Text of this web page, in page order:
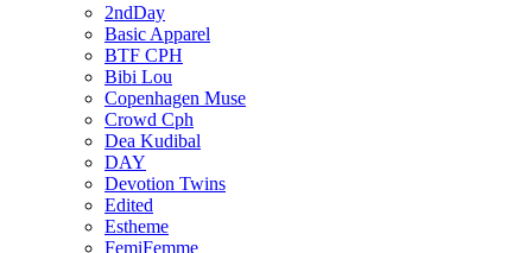
2ndDay
Basic Apparel
BTF CPH
Bibi Lou
Copenhagen Muse
Crowd Cph
Dea Kudibal
DAY
Devotion Twins
Edited
Estheme
FemiFemme